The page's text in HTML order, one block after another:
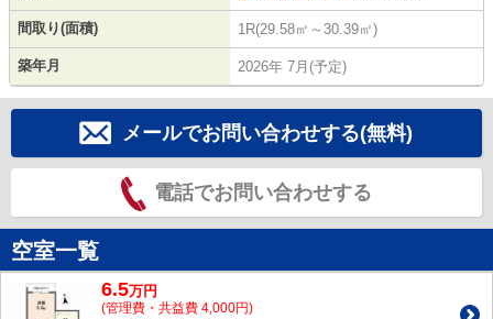
間取り(面積) 1R(29.58㎡～30.39㎡)
築年月 2026年 7月(予定)
メールでお問い合わせする(無料)
電話でお問い合わせする
空室一覧
6.5万円
(管理費・共益費 4,000円)